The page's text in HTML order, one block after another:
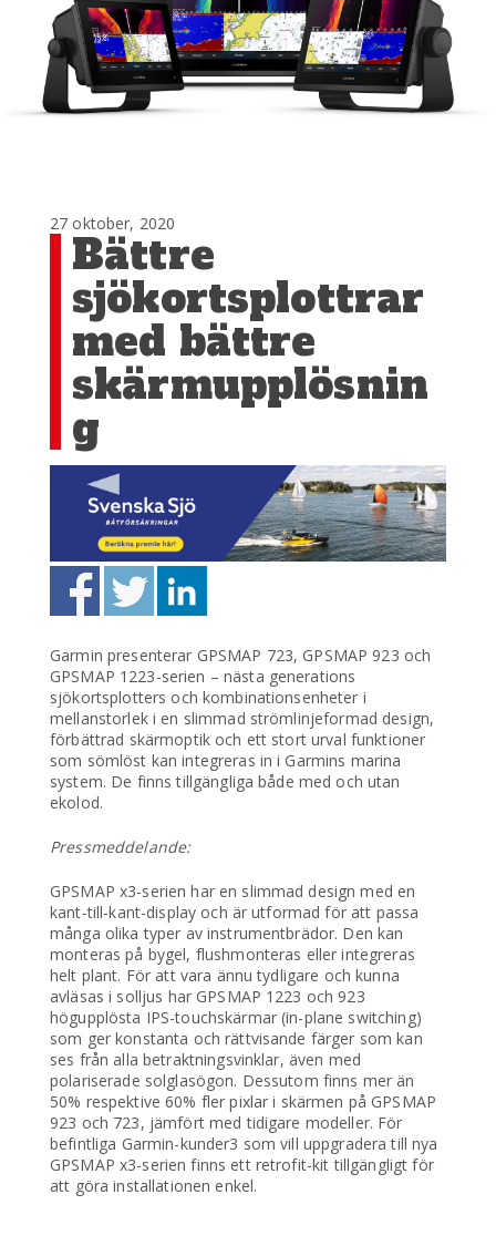
27 oktober, 2020
Bättre
sjökortsplottrar
med bättre
skärmupplösnin
g
Garmin presenterar GPSMAP 723, GPSMAP 923 och
GPSMAP 1223-serien – nästa generations
sjökortsplotters och kombinationsenheter i
mellanstorlek i en slimmad strömlinjeformad design,
förbättrad skärmoptik och ett stort urval funktioner
som sömlöst kan integreras in i Garmins marina
system. De finns tillgängliga både med och utan
ekolod.
Pressmeddelande:
GPSMAP x3-serien har en slimmad design med en
kant-till-kant-display och är utformad för att passa
många olika typer av instrumentbrädor. Den kan
monteras på bygel, flushmonteras eller integreras
helt plant. För att vara ännu tydligare och kunna
avläsas i solljus har GPSMAP 1223 och 923
högupplösta IPS-touchskärmar (in-plane switching)
som ger konstanta och rättvisande färger som kan
ses från alla betraktningsvinklar, även med
polariserade solglasögon. Dessutom finns mer än
50% respektive 60% fler pixlar i skärmen på GPSMAP
923 och 723, jämfört med tidigare modeller. För
befintliga Garmin-kunder3 som vill uppgradera till nya
GPSMAP x3-serien finns ett retrofit-kit tillgängligt för
att göra installationen enkel.